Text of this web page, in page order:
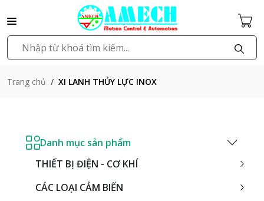
Trang chủ XI LANH THỦY LỰC INOX
Danh mục sản phẩm
THIẾT BỊ ĐIỆN - CƠ KHÍ
CÁC LOẠI CẢM BIẾN